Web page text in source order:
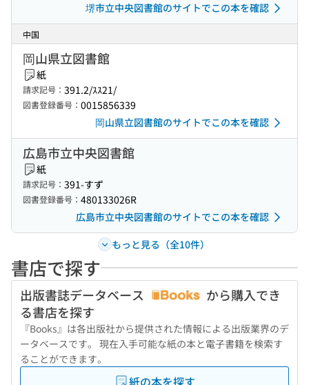
堺市立中央図書館のサイトでこの本を確認
中国
岡山県立図書館
紙
請求記号： 391.2/ｽｽ21/
図書登録番号： 0015856339
岡山県立図書館のサイトでこの本を確認
広島市立中央図書館
紙
請求記号： 391-すず
図書登録番号： 480133026R
広島市立中央図書館のサイトでこの本を確認
もっと見る（全10件）
書店で探す
出版書誌データベース
から購入でき
る書店を探す
『Books』は各出版社から提供された情報による出版業界のデ
ータベースです。 現在入手可能な紙の本と電子書籍を検索す
ることができます。
紙の本を探す